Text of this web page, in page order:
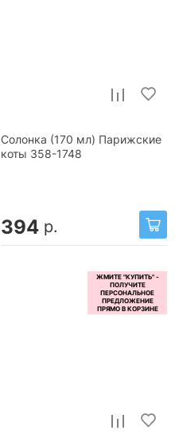
Солонка (170 мл) Парижские
коты 358-1748
394 р.